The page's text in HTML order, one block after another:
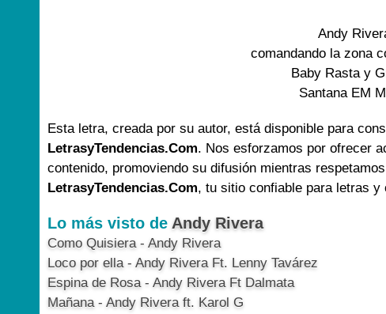
Andy
comandando la zona
Baby Rasta y
Santana EM
Esta letra, creada por su autor, está disponible para
LetrasyTendencias.Com. Nos esforzamos por ofrecer
contenido, promoviendo su difusión mientras
LetrasyTendencias.Com, tu sitio confiable para letras y
Lo más visto de Andy Rivera
Como Quisiera - Andy Rivera
Loco por ella - Andy Rivera Ft. Lenny Tavárez
Espina de Rosa - Andy Rivera Ft Dalmata
Mañana - Andy Rivera ft. Karol G